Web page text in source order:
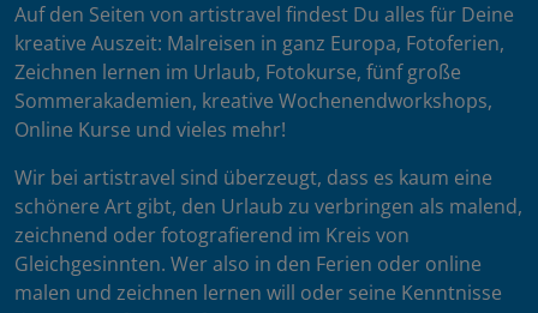
Auf den Seiten von artistravel findest Du alles für Deine
kreative Auszeit: Malreisen in ganz Europa, Fotoferien,
Zeichnen lernen im Urlaub, Fotokurse, fünf große
Sommerakademien, kreative Wochenendworkshops,
Online Kurse und vieles mehr!
Wir bei artistravel sind überzeugt, dass es kaum eine
schönere Art gibt, den Urlaub zu verbringen als malend,
zeichnend oder fotografierend im Kreis von
Gleichgesinnten. Wer also in den Ferien oder online
malen und zeichnen lernen will oder seine Kenntnisse